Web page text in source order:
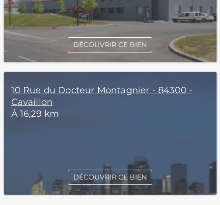
DÉCOUVRIR CE BIEN
10 Rue du Docteur Montagnier - 84300 -
Cavaillon
À 16,29 km
DÉCOUVRIR CE BIEN